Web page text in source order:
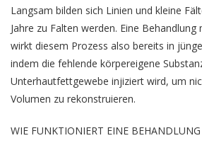
Langsam bilden sich Linien und kleine
Jahre zu Falten werden. Eine
wirkt diesem Prozess also bereits in
indem die fehlende körpereigene
Unterhautfettgewebe injiziert wird, um
Volumen zu rekonstruieren.
WIE FUNKTIONIERT EINE